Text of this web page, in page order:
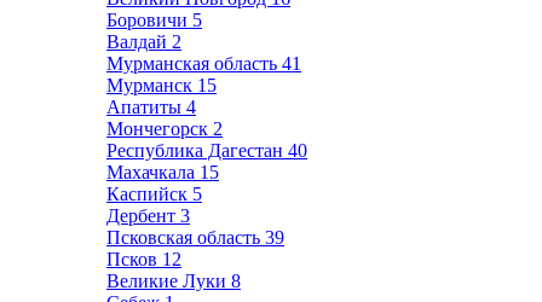
Боровичи 5
Валдай 2
Мурманская область 41
Мурманск 15
Апатиты 4
Мончегорск 2
Республика Дагестан 40
Махачкала 15
Каспийск 5
Дербент 3
Псковская область 39
Псков 12
Великие Луки 8